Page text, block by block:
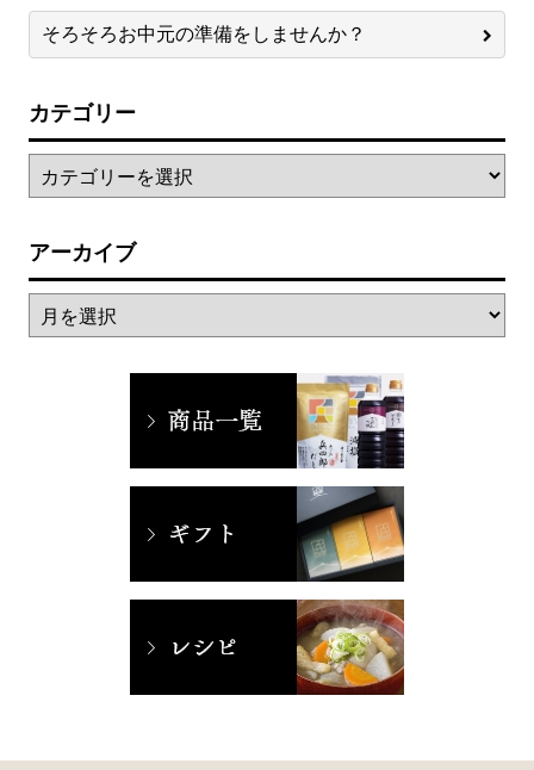
そろそろお中元の準備をしませんか？
カテゴリー
アーカイブ